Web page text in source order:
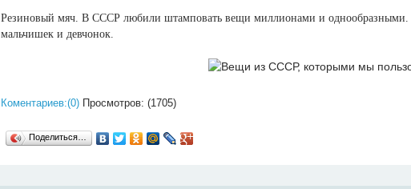
Резиновый мяч. В СССР любили штамповать вещи миллионами и однообразными.
мальчишек и девчонок.
Коментариев:(0) Просмотров: (1705)
Поделиться…